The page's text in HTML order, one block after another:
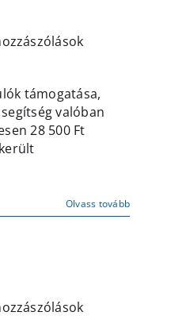
támogatása,
valóban
28 500 Ft
Olvass tovább